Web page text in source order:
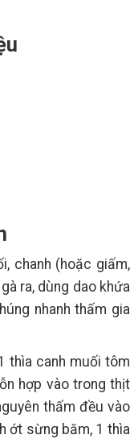
chanh (hoặc giấm,
ra, dùng dao khứa
nhanh thấm gia
thìa canh muối tôm
hợp vào trong thịt
thấm đều vào
ớt sừng băm, 1 thìa